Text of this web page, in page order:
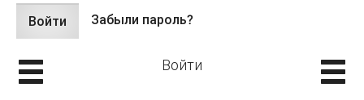
Главные вкладки
Войти (активная
вкладка)
Забыли пароль?
Войти